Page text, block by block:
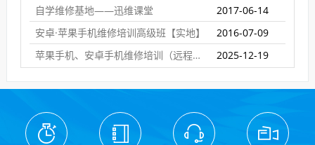
自学维修基地——迅维课堂
2017-06-14
安卓·苹果手机维修培训高级班【实地】
2016-07-09
苹果手机、安卓手机维修培训（远程网络班）
2025-12-19